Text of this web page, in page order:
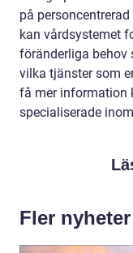
på
kan vårdsystemet
föränderliga behov
vilka tjänster som
få mer information
specialiserade
Fler nyheter